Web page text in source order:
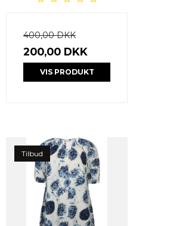
400,00 DKK
200,00 DKK
VIS PRODUKT
Tilbud